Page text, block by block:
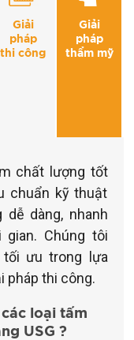
Giải
pháp
thi công
Giải
pháp
thẩm mỹ
chất lượng tốt
chuẩn kỹ thuật
dàng, nhanh
Chúng tôi
ưu trong lựa
pháp thi công.
các loại tấm
USG ?